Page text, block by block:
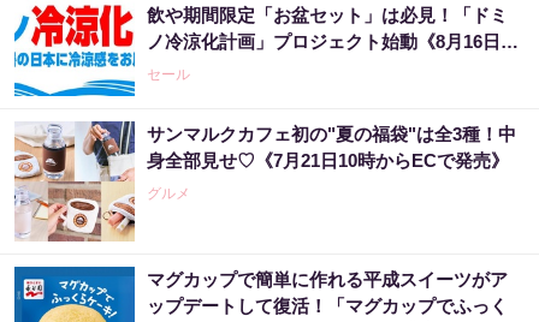
飲や期間限定「お盆セット」は必見！「ドミ
ノ冷涼化計画」プロジェクト始動《8月16日ま
で》
セール
サンマルクカフェ初の"夏の福袋"は全3種！中
身全部見せ♡《7月21日10時からECで発売》
グルメ
マグカップで簡単に作れる平成スイーツがア
ップデートして復活！「マグカップでふっく